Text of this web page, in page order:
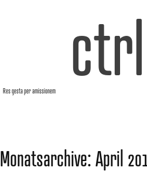
Res gesta per amissionem
Monatsarchive:April